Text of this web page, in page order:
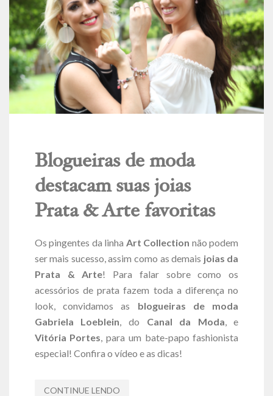
Blogueiras de moda
destacam suas joias
Prata & Arte favoritas
Os pingentes da linha Art Collection não podem
ser mais sucesso, assim como as demais joias da
Prata & Arte! Para falar sobre como os
acessórios de prata fazem toda a diferença no
look, convidamos as blogueiras de moda
Gabriela Loeblein, do Canal da Moda, e
Vitória Portes, para um bate-papo fashionista
especial! Confira o vídeo e as dicas!
CONTINUE LENDO